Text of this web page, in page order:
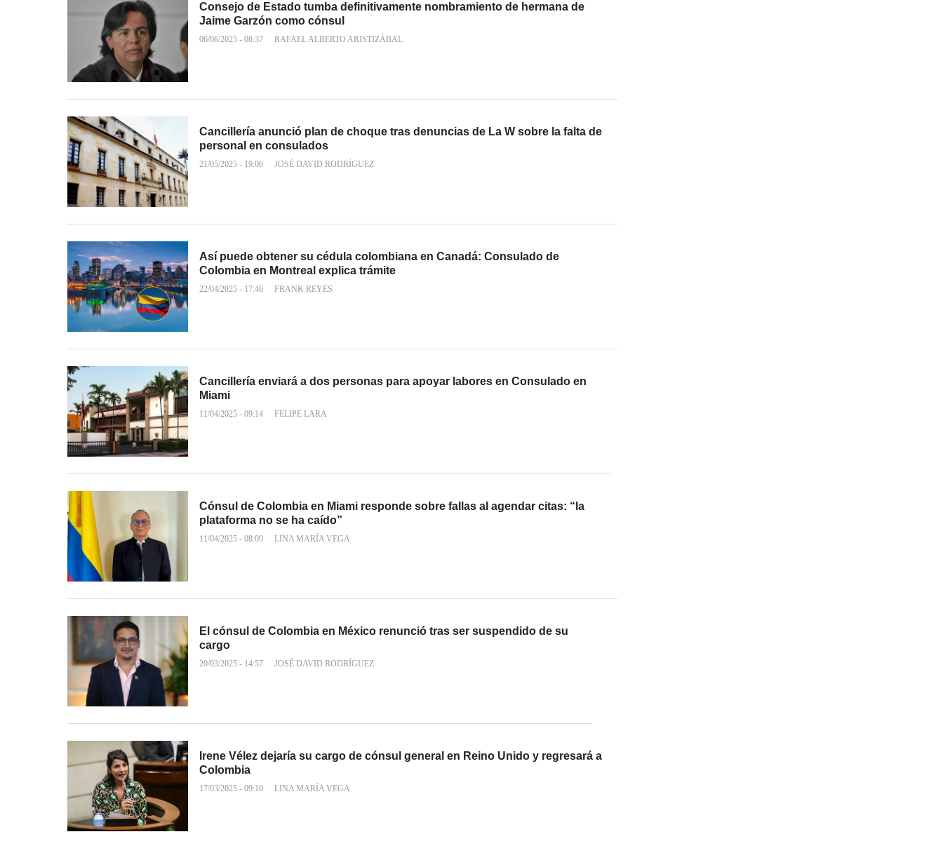
Consejo de Estado tumba definitivamente nombramiento de hermana de
Jaime Garzón como cónsul
06/06/2025 - 08:37 RAFAEL ALBERTO ARISTIZÁBAL
Cancillería anunció plan de choque tras denuncias de La W sobre la falta de
personal en consulados
21/05/2025 - 19:06 JOSÉ DAVID RODRÍGUEZ
Así puede obtener su cédula colombiana en Canadá: Consulado de
Colombia en Montreal explica trámite
22/04/2025 - 17:46 FRANK REYES
Cancillería enviará a dos personas para apoyar labores en Consulado en
Miami
11/04/2025 - 09:14 FELIPE LARA
Cónsul de Colombia en Miami responde sobre fallas al agendar citas: “la
plataforma no se ha caído”
11/04/2025 - 08:09 LINA MARÍA VEGA
El cónsul de Colombia en México renunció tras ser suspendido de su
cargo
20/03/2025 - 14:57 JOSÉ DAVID RODRÍGUEZ
Irene Vélez dejaría su cargo de cónsul general en Reino Unido y regresará a
Colombia
17/03/2025 - 09:10 LINA MARÍA VEGA